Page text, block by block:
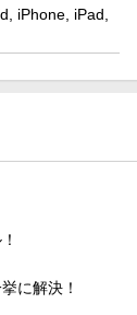
iPhone, iPad,
に解決！